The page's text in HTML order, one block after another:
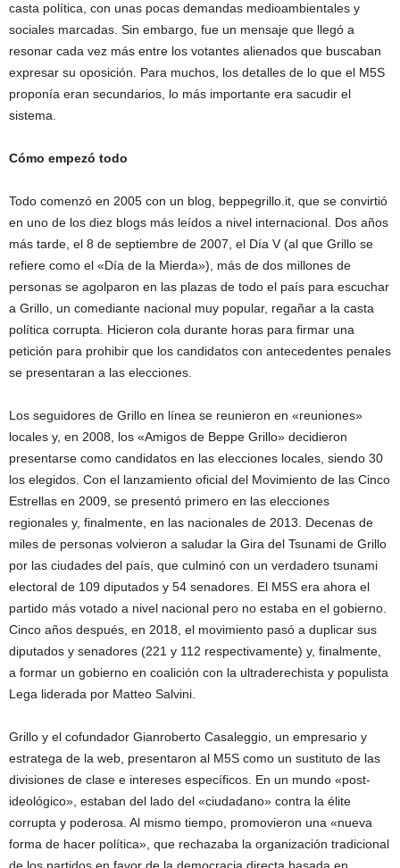
casta política, con unas pocas demandas medioambientales y
sociales marcadas. Sin embargo, fue un mensaje que llegó a
resonar cada vez más entre los votantes alienados que buscaban
expresar su oposición. Para muchos, los detalles de lo que el M5S
proponía eran secundarios, lo más importante era sacudir el
sistema.
Cómo empezó todo
Todo comenzó en 2005 con un blog, beppegrillo.it, que se convirtió
en uno de los diez blogs más leídos a nivel internacional. Dos años
más tarde, el 8 de septiembre de 2007, el Día V (al que Grillo se
refiere como el «Día de la Mierda»), más de dos millones de
personas se agolparon en las plazas de todo el país para escuchar
a Grillo, un comediante nacional muy popular, regañar a la casta
política corrupta. Hicieron cola durante horas para firmar una
petición para prohibir que los candidatos con antecedentes penales
se presentaran a las elecciones.
Los seguidores de Grillo en línea se reunieron en «reuniones»
locales y, en 2008, los «Amigos de Beppe Grillo» decidieron
presentarse como candidatos en las elecciones locales, siendo 30
los elegidos. Con el lanzamiento oficial del Movimiento de las Cinco
Estrellas en 2009, se presentó primero en las elecciones
regionales y, finalmente, en las nacionales de 2013. Decenas de
miles de personas volvieron a saludar la Gira del Tsunami de Grillo
por las ciudades del país, que culminó con un verdadero tsunami
electoral de 109 diputados y 54 senadores. El M5S era ahora el
partido más votado a nivel nacional pero no estaba en el gobierno.
Cinco años después, en 2018, el movimiento pasó a duplicar sus
diputados y senadores (221 y 112 respectivamente) y, finalmente,
a formar un gobierno en coalición con la ultraderechista y populista
Lega liderada por Matteo Salvini.
Grillo y el cofundador Gianroberto Casaleggio, un empresario y
estratega de la web, presentaron al M5S como un sustituto de las
divisiones de clase e intereses específicos. En un mundo «post-
ideológico», estaban del lado del «ciudadano» contra la élite
corrupta y poderosa. Al mismo tiempo, promovieron una «nueva
forma de hacer política», que rechazaba la organización tradicional